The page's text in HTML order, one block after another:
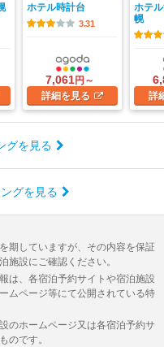
ホテル時計台
3.31
7,061円～
詳細を見る
ホテ
幌
詳
グを見る
グを見る
期していますが、その内容を保証
施設にご確認ください。
は、各宿泊予約サイトや宿泊施設
ムページ等にて公開されている特
のホームページ又は各宿泊予約サ
のです。